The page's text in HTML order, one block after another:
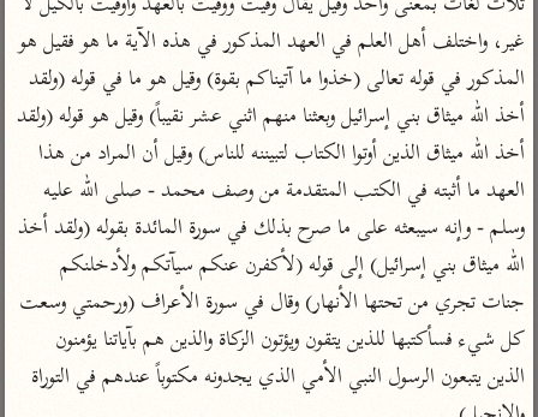
تفسير قتادة
اشترك لتصلك أخبار مشاريعنا
اشترك
راسلنا •تليجرام •تويتر
تعليمات•عن الباحث القرآني
غير، واختلف أهل العلم في العهد المذكور في هذه الآية ما هو فقيل هو